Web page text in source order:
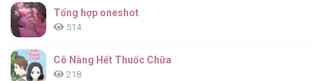
Deep Pivot [...] – Chap 34
Tổng hợp oneshot
514
Cô Nàng Hết Thuốc Chữa
218